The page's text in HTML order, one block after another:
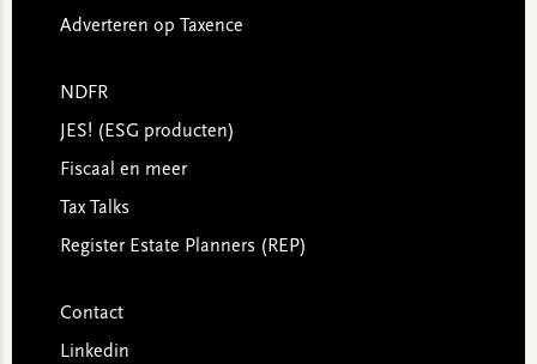
Adverteren op Taxence
NDFR
JES! (ESG producten)
Fiscaal en meer
Tax Talks
Register Estate Planners (REP)
Contact
Linkedin